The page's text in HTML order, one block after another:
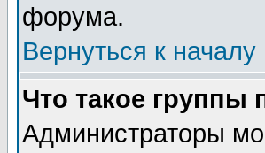
форума.
Вернуться к началу
Что такое группы
Администраторы